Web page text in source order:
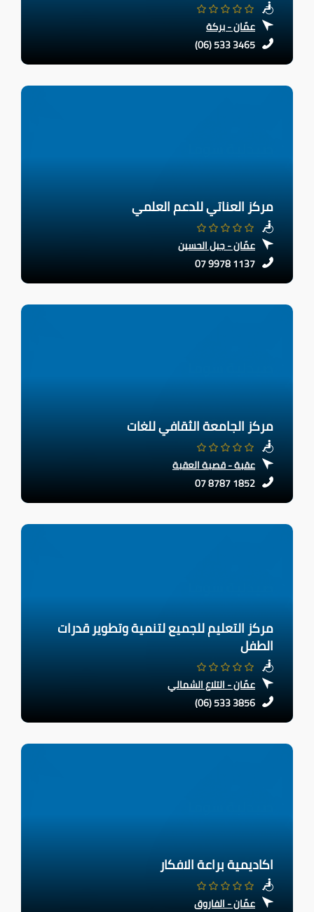
عمّان - بركة
(06) 533 3465
مركز العناتي للدعم العلمي
عمّان - جبل الحسين
07 9978 1137
مركز الجامعة الثقافي للغات
عقبة - قصبة العقبة
07 8787 1852
مركز التعليم للجميع لتنمية وتطوير قدرات
الطفل
عمّان - التلاع الشمالي
(06) 533 3856
اكاديمية براعة الافكار
عمّان - الفاروق